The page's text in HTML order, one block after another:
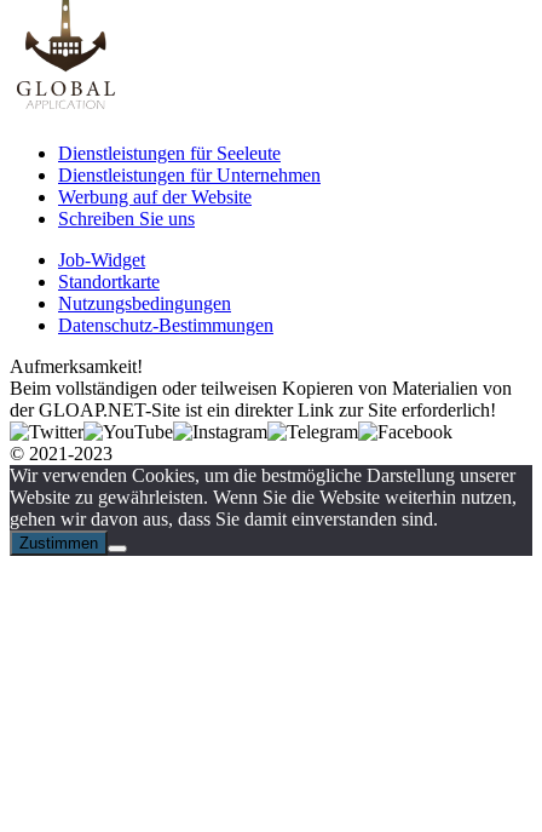
Dienstleistungen für Seeleute
Dienstleistungen für Unternehmen
Werbung auf der Website
Schreiben Sie uns
Job-Widget
Standortkarte
Nutzungsbedingungen
Datenschutz-Bestimmungen
Aufmerksamkeit!
Beim vollständigen oder teilweisen Kopieren von Materialien von
der GLOAP.NET-Site ist ein direkter Link zur Site erforderlich!
© 2021-2023
Wir verwenden Cookies, um die bestmögliche Darstellung unserer
Website zu gewährleisten. Wenn Sie die Website weiterhin nutzen,
gehen wir davon aus, dass Sie damit einverstanden sind.
Zustimmen